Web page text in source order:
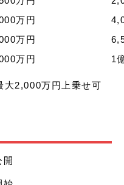
万円
万円
万円 1
2,000万円上乗せ可
開